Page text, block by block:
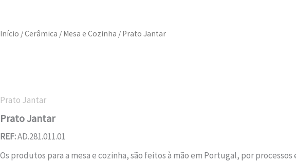
Início /Cerâmica / Mesa e Cozinha / Prato Jantar
Prato Jantar
Prato Jantar
REF:AD.281.011.01
Os produtos para a mesa e cozinha, são feitos à mão em Portugal, por